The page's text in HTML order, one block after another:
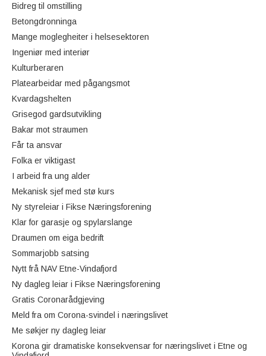
Bidreg til omstilling
Betongdronninga
Mange moglegheiter i helsesektoren
Ingeniør med interiør
Kulturberaren
Platearbeidar med pågangsmot
Kvardagshelten
Grisegod gardsutvikling
Bakar mot straumen
Får ta ansvar
Folka er viktigast
I arbeid fra ung alder
Mekanisk sjef med stø kurs
Ny styreleiar i Fikse Næringsforening
Klar for garasje og spylarslange
Draumen om eiga bedrift
Sommarjobb satsing
Nytt frå NAV Etne-Vindafjord
Ny dagleg leiar i Fikse Næringsforening
Gratis Coronarådgjeving
Meld fra om Corona-svindel i næringslivet
Me søkjer ny dagleg leiar
Korona gir dramatiske konsekvensar for næringslivet i Etne og